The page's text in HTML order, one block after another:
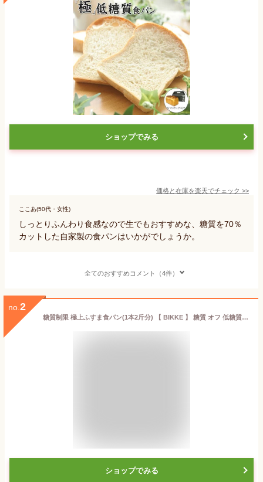
ショップでみる
価格と在庫を楽天でチェック >>
ここあ(50代・女性)
しっとりふんわり食感なので生でもおすすめな、糖質を70％
カットした自家製の食パンはいかがでしょうか。
全てのおすすめコメント（4件）
no. 2
糖質制限 極上ふすま食パン(1本2斤分) 【 BIKKE 】 糖質 オフ 低糖質 ダイエット 食品 ロカボ パン 通販 カット GI値 低い 主食 置き換え 食材 ローカーボ 食べ物 お取り寄せ 食物 繊維 焼成 冷凍 コンビニ 減量 サポート
ショップでみる